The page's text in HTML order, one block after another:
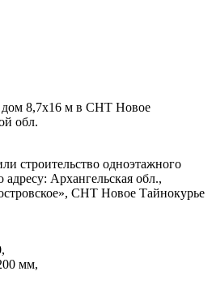
8,7х16 м в СНТ Новое
обл.
строительство одноэтажного
Архангельская обл.,
СНТ Новое Тайнокурье
мм,